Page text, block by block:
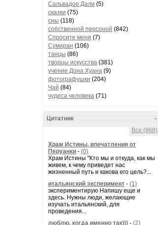
Сальвадор Дали (5)
сказки (75)
сны (118)
собственной персоной (842)
Спросите меня (7)
Сумиран (106)
танцы (86)
творцы искусства (381)
учение Дона Хуана (9)
фотографушки (204)
Чай (84)
чудеса человека (71)
-
Цитатник
Все (968)
Храм Истины, впечатления от
Перуанки - (0)
Храм Истины "Кто мы и откуда, как мы
живем, к чему приведет нас
жизненный путь и какова его цель?...
итальянский эксперимент - (1)
экспериментирую Напишу еще и
здесь. Нужны люди, желающие
изучать итальянский, для
проведения...
люблю, когда именно так))) - (2)